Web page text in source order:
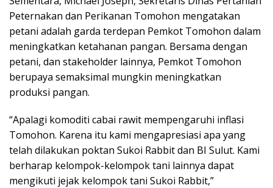
Peternakan dan Perikanan Tomohon mengatakan
petani adalah garda terdepan Pemkot Tomohon dalam
meningkatkan ketahanan pangan. Bersama dengan
petani, dan stakeholder lainnya, Pemkot Tomohon
berupaya semaksimal mungkin meningkatkan
produksi pangan.
“Apalagi komoditi cabai rawit mempengaruhi inflasi
Tomohon. Karena itu kami mengapresiasi apa yang
telah dilakukan poktan Sukoi Rabbit dan BI Sulut. Kami
berharap kelompok-kelompok tani lainnya dapat
mengikuti jejak kelompok tani Sukoi Rabbit,”